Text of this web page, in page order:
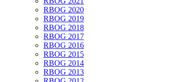
RBOG 2020
RBOG 2019
RBOG 2018
RBOG 2017
RBOG 2016
RBOG 2015
RBOG 2014
RBOG 2013